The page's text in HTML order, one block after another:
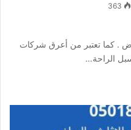
363
. كما تعتبر من أعرق شركات
الراحة…